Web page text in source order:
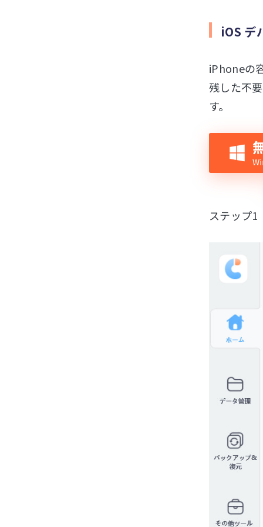
iOS デ
iPhoneの
残した不
す。
ステップ